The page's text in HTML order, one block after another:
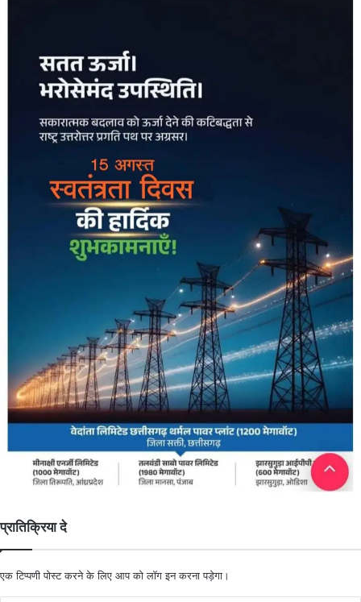
प्रातिक्रिया दे
एक टिप्पणी पोस्ट करने के लिए आप कोलॉग इनकरना पड़ेगा।